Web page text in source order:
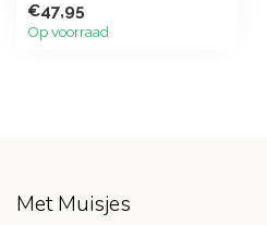
€47,95
Op voorraad
Met Muisjes